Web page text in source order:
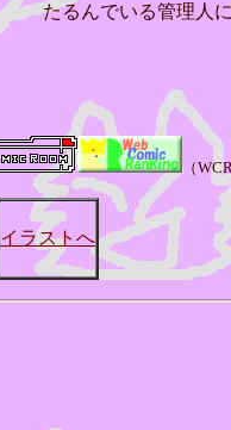
たるんでいる管理人
（
イラストへ